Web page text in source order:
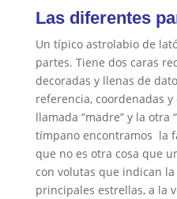
Las diferentes
Un típico astrolabio de
partes. Tiene dos caras
decoradas y llenas de
referencia, coordenadas
llamada “madre” y la otra
tímpano encontramos la
que no es otra cosa que
con volutas que indican
principales estrellas, a la